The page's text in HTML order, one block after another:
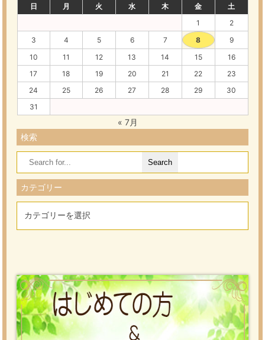
日 月 火 水 木 金
土
1
2
3
4 5 6 7 8
9
10
11 12 13 14 15
16
17
18 19 20 21 22
23
24
25 26 27 28 29
30
31
« 7月
検索
Search
for:
カテゴリー